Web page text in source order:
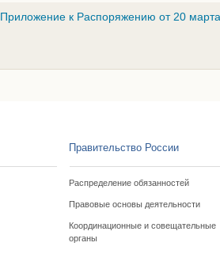
Приложение к Распоряжению от 20
Правительство России
Распределение обязанностей
Правовые основы деятельности
Координационные и совещательные
органы